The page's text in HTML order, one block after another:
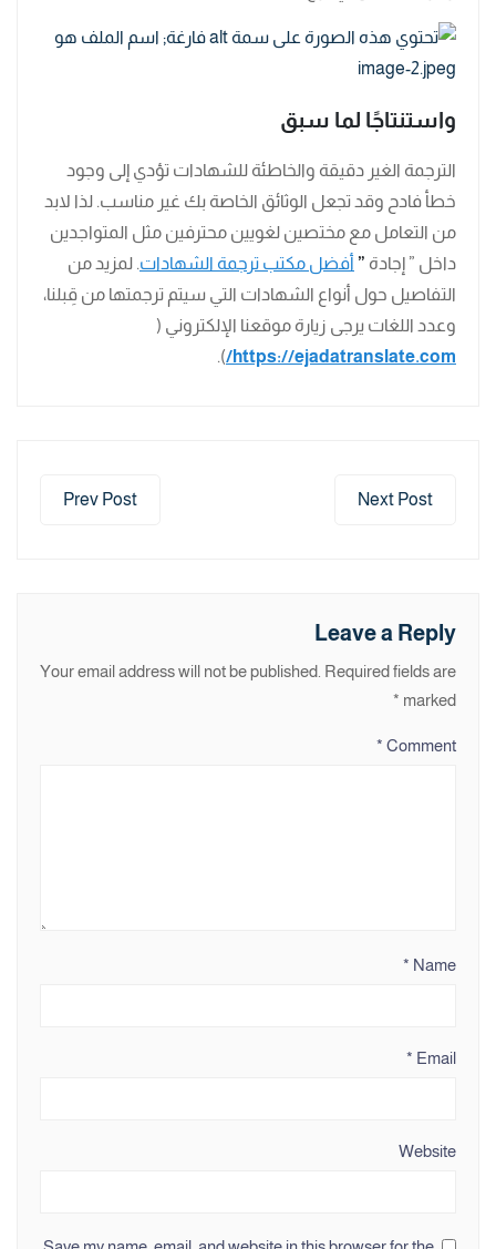
واستنتاجًا لما سبق
الترجمة الغير دقيقة والخاطئة للشهادات تؤدي إلى وجود
خطأ فادح وقد تجعل الوثائق الخاصة بك غير مناسب. لذا لابد
من التعامل مع مختصين لغويين محترفين مثل المتواجدين
داخل ” إجادة ” أفضل مكتب ترجمة الشهادات. لمزيد من
التفاصيل حول أنواع الشهادات التي سيتم ترجمتها من قِبلنا،
وعدد اللغات يرجى زيارة موقعنا الإلكتروني (
https://ejadatranslate.com/
).
Prev Post Next Post
Leave a Reply
Your email address will not be published. Required fields are
marked
*
Comment
*
Name
*
Email
*
Website